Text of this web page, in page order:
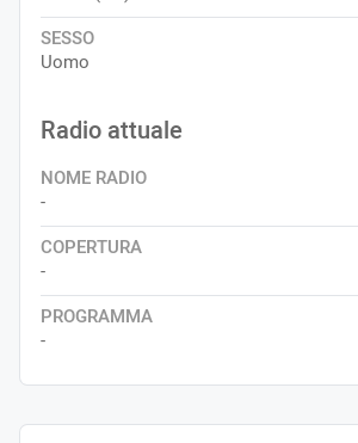
SESSO
Uomo
Radio attuale
NOME RADIO
-
COPERTURA
-
PROGRAMMA
-